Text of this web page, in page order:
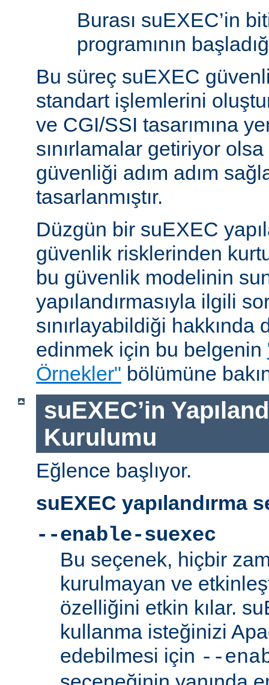
Burası suEXEC’in
programının
Bu süreç suEXEC
standart işlemlerini
ve CGI/SSI tasarımına
sınırlamalar getiriyor
güvenliği adım adım
tasarlanmıştır.
Düzgün bir suEXEC
güvenlik risklerinden
bu güvenlik modelinin
yapılandırmasıyla ilgili
sınırlayabildiği hakkında
edinmek için bu belgenin
Örnekler" bölümüne
suEXEC’in
Kurulumu
Eğlence başlıyor.
suEXEC yapılandırma
--enable-suexec
Bu seçenek, hiçbir
kurulmayan ve
özelliğini etkin kılar.
kullanma isteğinizi
edebilmesi için --